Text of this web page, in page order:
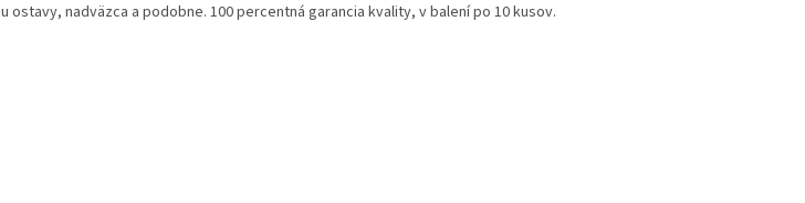
ostavy, nadväzca a podobne. 100 percentná garancia kvality, v balení po 10 kusov.